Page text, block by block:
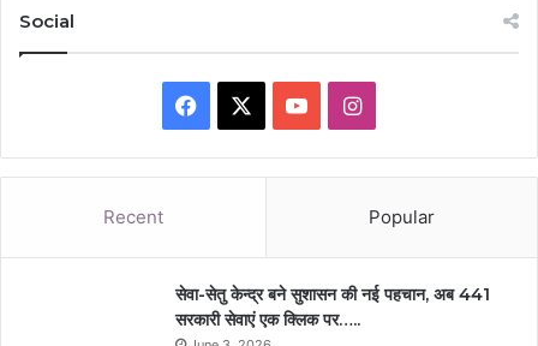
Social
Facebook YouTubeInstagram
Recent Popular
सेवा-सेतु केन्द्र बने सुशासन की नई पहचान, अब 441
सरकारी सेवाएं एक क्लिक पर…..